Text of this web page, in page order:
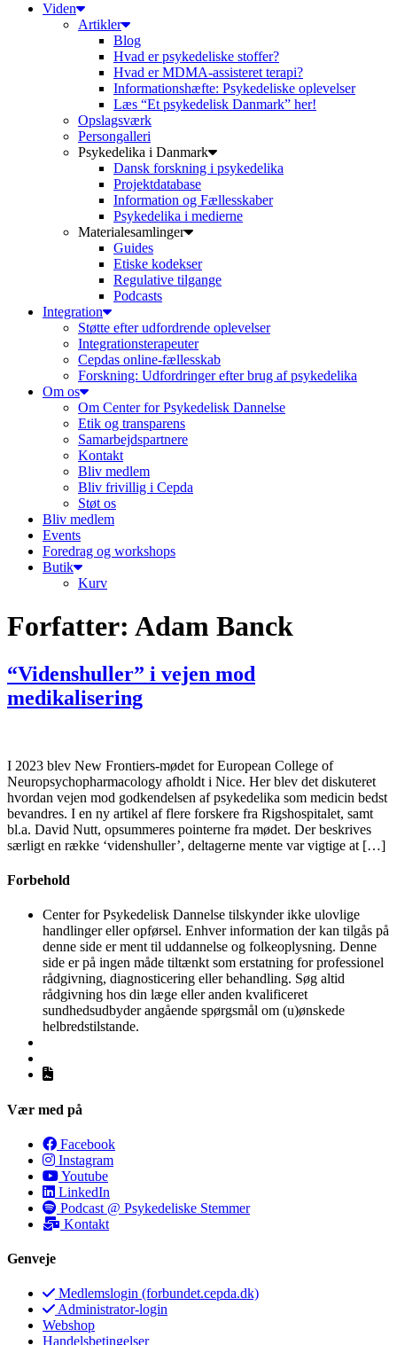
Viden
Artikler
Blog
Hvad er psykedeliske stoffer?
Hvad er MDMA-assisteret terapi?
Informationshæfte: Psykedeliske oplevelser
Læs “Et psykedelisk Danmark” her!
Opslagsværk
Persongalleri
Psykedelika i Danmark
Dansk forskning i psykedelika
Projektdatabase
Information og Fællesskaber
Psykedelika i medierne
Materialesamlinger
Guides
Etiske kodekser
Regulative tilgange
Podcasts
Integration
Støtte efter udfordrende oplevelser
Integrationsterapeuter
Cepdas online-fællesskab
Forskning: Udfordringer efter brug af psykedelika
Om os
Om Center for Psykedelisk Dannelse
Etik og transparens
Samarbejdspartnere
Kontakt
Bliv medlem
Bliv frivillig i Cepda
Støt os
Bliv medlem
Events
Foredrag og workshops
Butik
Kurv
Forfatter: Adam Banck
“Videnshuller” i vejen mod
medikalisering
I 2023 blev New Frontiers-mødet for European College of
Neuropsychopharmacology afholdt i Nice. Her blev det diskuteret
hvordan vejen mod godkendelsen af psykedelika som medicin bedst
bevandres. I en ny artikel af flere forskere fra Rigshospitalet, samt
bl.a. David Nutt, opsummeres pointerne fra mødet. Der beskrives
særligt en række ‘videnshuller’, deltagerne mente var vigtige at […]
Forbehold
Center for Psykedelisk Dannelse tilskynder ikke ulovlige
handlinger eller opførsel. Enhver information der kan tilgås på
denne side er ment til uddannelse og folkeoplysning. Denne
side er på ingen måde tiltænkt som erstatning for professionel
rådgivning, diagnosticering eller behandling. Søg altid
rådgivning hos din læge eller anden kvalificeret
sundhedsudbyder angående spørgsmål om (u)ønskede
helbredstilstande.
Vær med på
Facebook
Instagram
Youtube
LinkedIn
Podcast @ Psykedeliske Stemmer
Kontakt
Genveje
Medlemslogin (forbundet.cepda.dk)
Administrator-login
Webshop
Handelsbetingelser